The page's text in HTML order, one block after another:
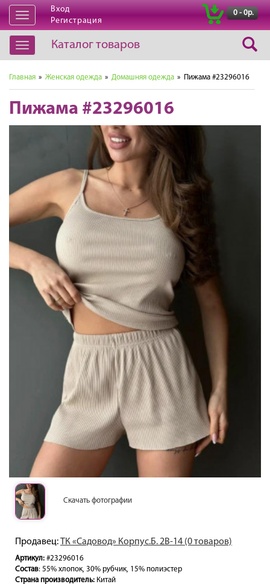
Открыть
навигацию
Вход
Регистрация
0 - 0р.
Открыть
навигацию
Каталог товаров
Главная » Женская одежда » Домашняя одежда » Пижама #23296016
Пижама #23296016
Скачать фотографии
Продавец:ТК «Садовод» Корпус.Б. 2В-14 (0 товаров)
Артикул: #23296016
Состав: 55% хлопок, 30% рубчик, 15% полиэстер
Страна производитель: Китай